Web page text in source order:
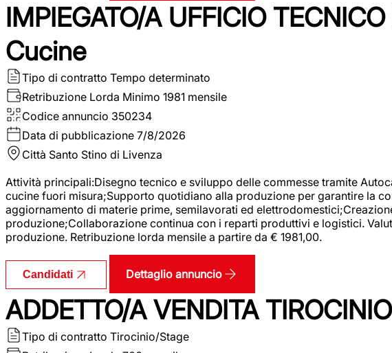
IMPIEGATO/A UFFICIO
Cucine
Tipo di contratto Tempo determinato
Retribuzione Lorda Minimo 1981 mensile
Codice annuncio 350234
Data di pubblicazione 7/8/2026
Città Santo Stino di Livenza
Attività principali:Disegno tecnico e sviluppo delle commesse tramite
cucine fuori misura;Supporto quotidiano alla produzione per garantire la
aggiornamento di materie prime, semilavorati ed
produzione;Collaborazione continua con i reparti produttivi e logistici.
produzione. Retribuzione lorda mensile a partire da € 1981,00.
Candidati Dettaglio annuncio
ADDETTO/A VENDITA TIROCINIO
Tipo di contratto Tirocinio/Stage